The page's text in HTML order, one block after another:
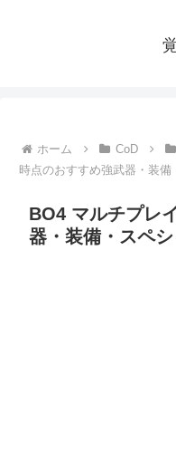
ホーム CoD
時点のおすすめ強武器・装
BO4 マルチプレ
器・装備・スペ